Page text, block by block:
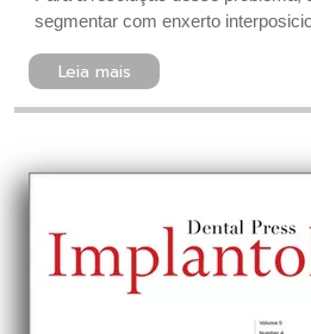
segmentar com enxerto
Leia mais